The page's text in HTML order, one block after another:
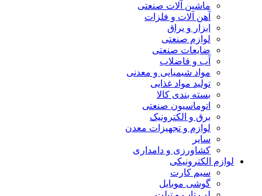
ماشین آلات صنعتی
آهن آلات و فلزات
ابزار و یراق
لوازم صنعتی
ضایعات صنعتی
آب و فاضلاب
مواد شیمیایی و معدنی
تولید مواد غذایی
بسته بندی کالا
اتوماسیون صنعتی
برق و الکترونیک
لوازم و تجهیزات معدن
سایر
کشاورزی و دامداری
لوازم الکترونیکی
سیم کارت
گوشی موبایل